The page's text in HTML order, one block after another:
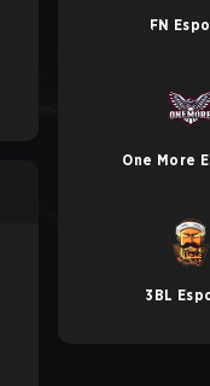
FN
One More
3BL